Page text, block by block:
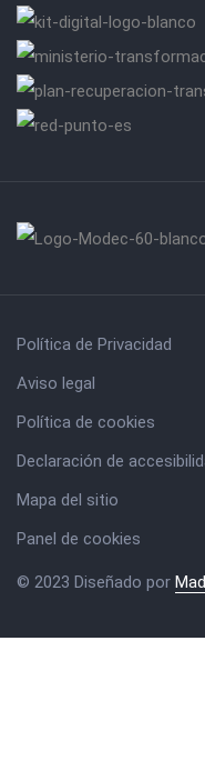
Política de Privacidad
Aviso legal
Política de cookies
Declaración de
Mapa del sitio
Panel de cookies
© 2023 Diseñado por